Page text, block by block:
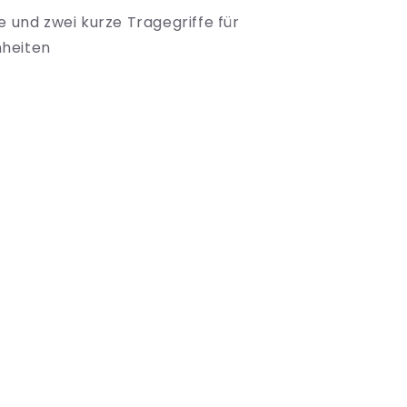
und zwei kurze Tragegriffe für